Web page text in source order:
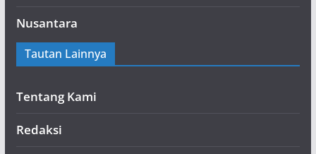
Nusantara
Tautan Lainnya
Tentang Kami
Redaksi